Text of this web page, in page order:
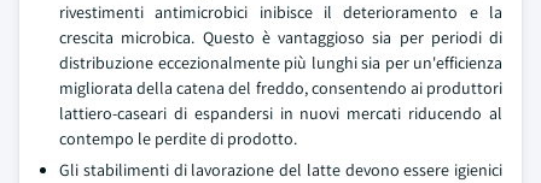
rivestimenti antimicrobici inibisce il deterioramento e la
crescita microbica. Questo è vantaggioso sia per periodi di
distribuzione eccezionalmente più lunghi sia per un'efficienza
migliorata della catena del freddo, consentendo ai produttori
lattiero-caseari di espandersi in nuovi mercati riducendo al
contempo le perdite di prodotto.
Gli stabilimenti di lavorazione del latte devono essere igienici